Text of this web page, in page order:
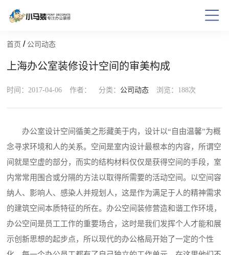
首页 / 公司动态
上海办公室装修设计空间的审美构成
时间：2017-04-06 作者： 分类： 公司动态 浏览： 188次
办公室设计空间循美之形藏美于内，设计以“自由温馨”为概
念寻求环境和人的关系。空间是室内设计最根本的内容，所谓空
间就是空虚的部分，而实的结构材料仅仅是获得空间的手段，室
内常常用围合或分隔的方法以取得所需要的活动空间。以空间容
纳人、影响人、感染人并规划人，这是作为满足于人的精神需求
的建筑空间本质特征的所在。办公空间装修营造和谐工作环境，
办公空间是员工工作的重要场合，这时是我们发挥个人才能和展
示创新思想的起步点，所以现代的办公格局开始了一定的个性